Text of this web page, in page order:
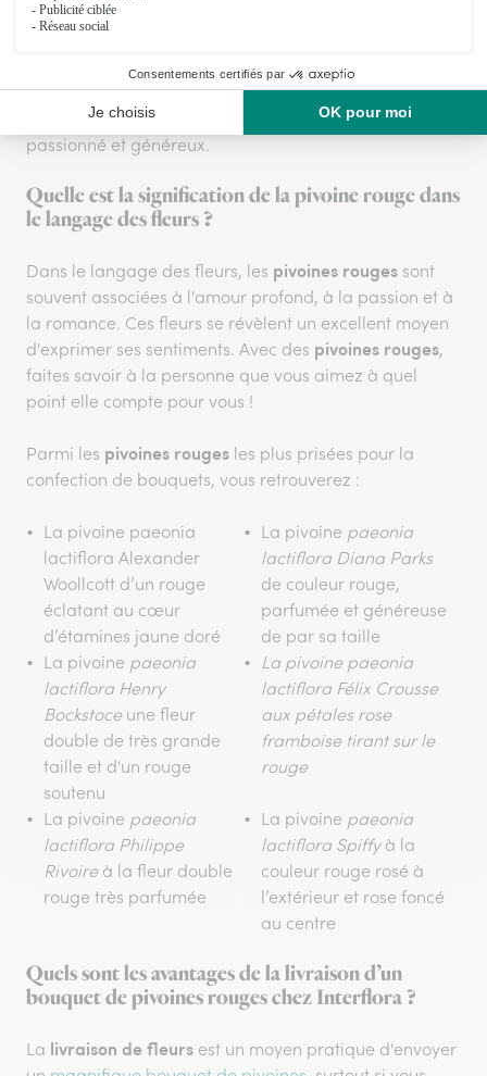
pétales qui composent les fleurs semblent créer une
Offrir un bouquet de pivoines rouges, c'est
transmettre à travers ces fleurs un message d'amour
passionné et généreux.
Quelle est la signification de la pivoine rouge dans
le langage des fleurs ?
Dans le langage des fleurs, les pivoines rouges sont
souvent associées à l'amour profond, à la passion et à
la romance. Ces fleurs se révèlent un excellent moyen
d'exprimer ses sentiments. Avec des pivoines rouges,
faites savoir à la personne que vous aimez à quel
point elle compte pour vous !
Parmi les pivoines rouges les plus prisées pour la
confection de bouquets, vous retrouverez :
La pivoine paeonia
lactiflora Alexander
Woollcott d’un rouge
éclatant au cœur
d’étamines jaune doré
La pivoine paeonia
lactiflora Diana Parks
de couleur rouge,
parfumée et généreuse
de par sa taille
La pivoine paeonia
lactiflora Henry
Bockstoce une fleur
double de très grande
taille et d'un rouge
soutenu
La pivoine paeonia
lactiflora Félix Crousse
aux pétales rose
framboise tirant sur le
rouge
La pivoine paeonia
lactiflora Philippe
Rivoire à la fleur double
rouge très parfumée
La pivoine paeonia
lactiflora Spiffyà la
couleur rouge rosé à
l’extérieur et rose foncé
au centre
Quels sont les avantages de la livraison d’un
bouquet de pivoines rouges chez Interflora ?
La livraison de fleurs est un moyen pratique d'envoyer